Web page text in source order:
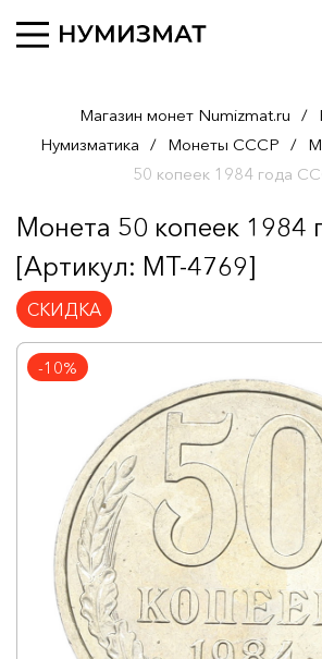
Магазин монет Numizmat.ru /
Нумизматика / Монеты СССР /
50 копеек 1984 года
Монета 50 копеек 1984
[Артикул: MT-4769]
СКИДКА
-10%